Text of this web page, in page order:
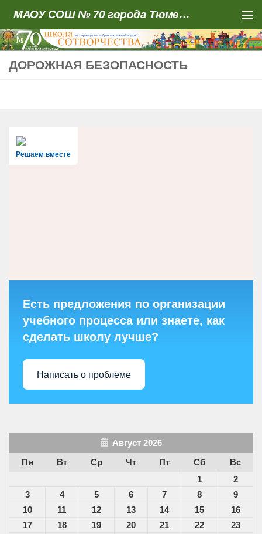
Skip to content МАОУ СОШ № 70 города Тюмени
ДОРОЖНАЯ БЕЗОПАСНОСТЬ
Решаем вместе
Есть предложения по организации
учебного процесса или знаете, как
сделать школу лучше?
Написать о проблеме
Август 2026
Пн
Вт Ср Чт Пт Сб
Вс
1
2
3
4 5 6 7 8
9
10
11 12 13 14 15
16
17
18 19 20 21 22
23